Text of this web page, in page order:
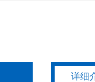
详细